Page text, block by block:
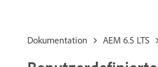
Dokumentation AEM 6.5 LTS